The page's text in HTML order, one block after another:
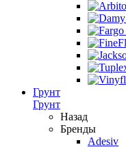
Грунт
Грунт
Назад
Бренды
Adesiv